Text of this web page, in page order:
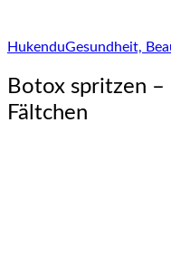
HukenduGesundheit,
Botox spritzen
Fältchen